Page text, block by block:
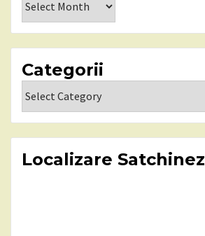
Categorii
Localizare Satchinez